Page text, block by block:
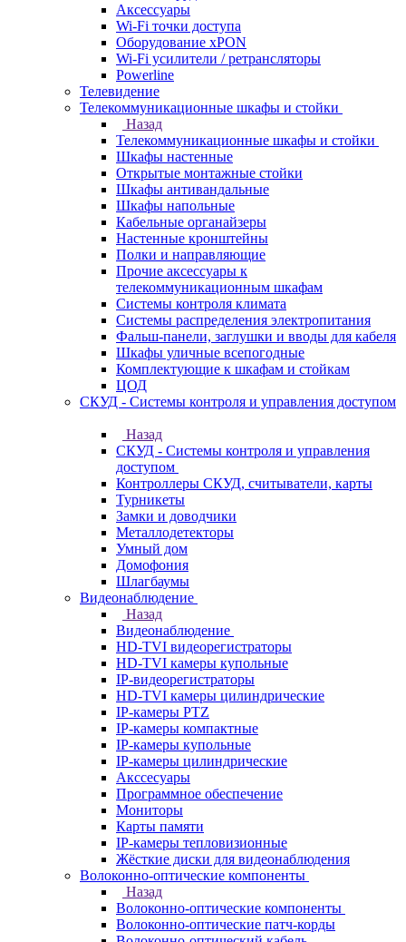
Аксессуары
Wi-Fi точки доступа
Оборудование хPON
Wi-Fi усилители / ретрансляторы
Powerline
Телевидение
Телекоммуникационные шкафы и стойки
Назад
Телекоммуникационные шкафы и стойки
Шкафы настенные
Открытые монтажные стойки
Шкафы антивандальные
Шкафы напольные
Кабельные органайзеры
Настенные кронштейны
Полки и направляющие
Прочие аксессуары к
телекоммуникационным шкафам
Системы контроля климата
Системы распределения электропитания
Фальш-панели, заглушки и вводы для кабеля
Шкафы уличные всепогодные
Комплектующие к шкафам и стойкам
ЦОД
СКУД - Системы контроля и управления доступом
Назад
СКУД - Системы контроля и управления
доступом
Контроллеры СКУД, считыватели, карты
Турникеты
Замки и доводчики
Металлодетекторы
Умный дом
Домофония
Шлагбаумы
Видеонаблюдение
Назад
Видеонаблюдение
HD-TVI видеорегистраторы
HD-TVI камеры купольные
IP-видеорегистраторы
HD-TVI камеры цилиндрические
IP-камеры PTZ
IP-камеры компактные
IP-камеры купольные
IP-камеры цилиндрические
Акссесуары
Программное обеспечение
Мониторы
Карты памяти
IP-камеры тепловизионные
Жёсткие диски для видеонаблюдения
Волоконно-оптические компоненты
Назад
Волоконно-оптические компоненты
Волоконно-оптические патч-корды